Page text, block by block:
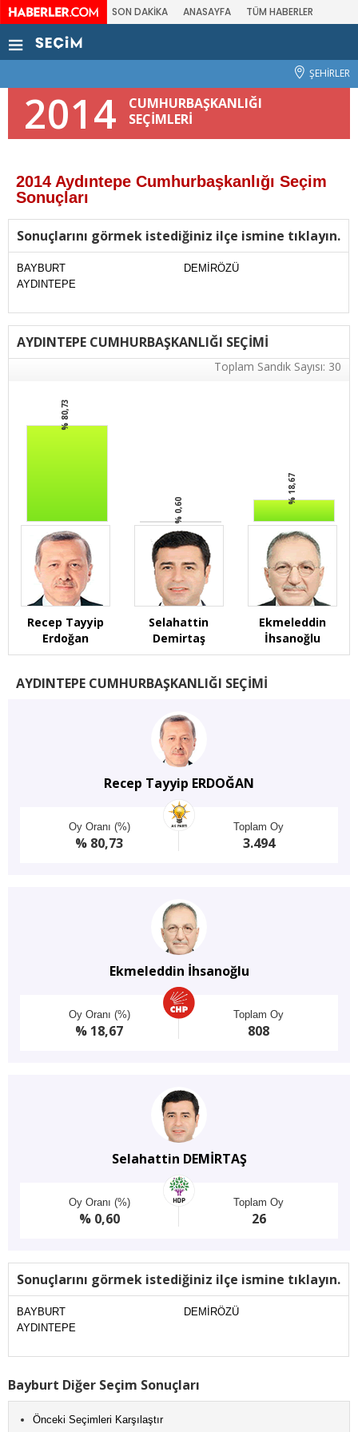
SON DAKİKA ANASAYFA TÜM HABERLER
ŞEHİRLER
2014
CUMHURBAŞKANLIĞI
SEÇİMLERİ
2014 Aydıntepe Cumhurbaşkanlığı Seçim
Sonuçları
Sonuçlarını görmek istediğiniz ilçe ismine tıklayın.
BAYBURT
AYDINTEPE
DEMİRÖZÜ
AYDINTEPE CUMHURBAŞKANLIĞI SEÇİMİ
Toplam Sandık Sayısı: 30
% 80,73
Recep Tayyip
Erdoğan
% 0,60
Selahattin
Demirtaş
% 18,67
Ekmeleddin
İhsanoğlu
AYDINTEPE CUMHURBAŞKANLIĞI SEÇİMİ
Recep Tayyip ERDOĞAN
Oy Oranı (%)
% 80,73
Toplam Oy
3.494
Ekmeleddin İhsanoğlu
Oy Oranı (%)
% 18,67
Toplam Oy
808
Selahattin DEMİRTAŞ
Oy Oranı (%)
% 0,60
Toplam Oy
26
Sonuçlarını görmek istediğiniz ilçe ismine tıklayın.
BAYBURT
AYDINTEPE
DEMİRÖZÜ
Bayburt Diğer Seçim Sonuçları
Önceki Seçimleri Karşılaştır